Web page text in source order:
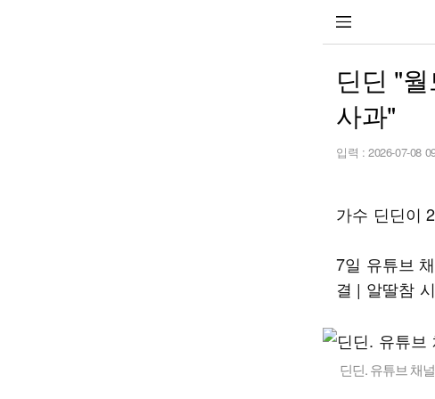
딘딘 "
사과"
입력 : 2026-07-08
가수 딘딘이
7일 유튜브
결 | 알딸참
딘딘. 유튜브 채